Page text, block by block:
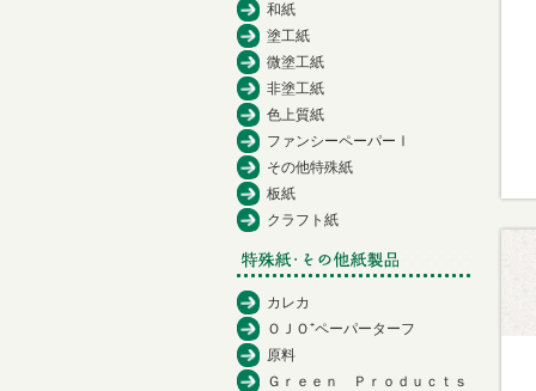
和紙
塗工紙
微塗工紙
非塗工紙
色上質紙
ファンシーペーパーⅠ
その他特殊紙
板紙
クラフト紙
カレカ
ＯＪＯ⁺ペーパーターフ
原料
Ｇｒｅｅｎ Ｐｒｏｄｕｃｔｓ